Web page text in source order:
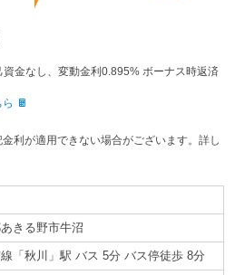
資金なし、変動金利0.895% ボーナス時返済
利が適用できない場合がございます。詳し
きる野市牛沼
「秋川」駅 バス 5分 バス停徒歩 8分